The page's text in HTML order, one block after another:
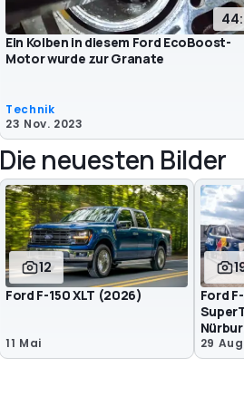
Ein Kolben in diesem Ford EcoBoost-
Motor wurde zur Granate
Technik
23 Nov. 2023
Die neuesten Bilder
12
Ford F-150 XLT (2026)
11 Mai
Ford
29